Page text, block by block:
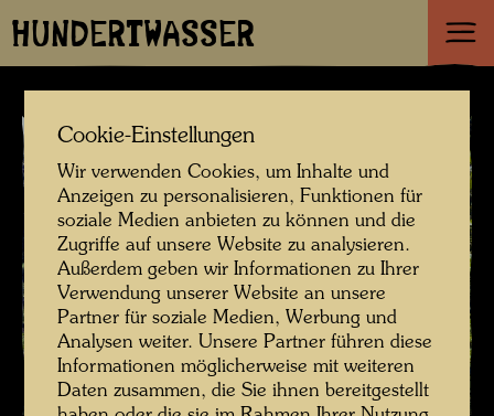
HUNDERTWASSER
Cookie-Einstellungen
Wir verwenden Cookies, um Inhalte und
Anzeigen zu personalisieren, Funktionen für
soziale Medien anbieten zu können und die
Zugriffe auf unsere Website zu analysieren.
Außerdem geben wir Informationen zu Ihrer
Verwendung unserer Website an unsere
Partner für soziale Medien, Werbung und
Analysen weiter. Unsere Partner führen diese
Informationen möglicherweise mit weiteren
Daten zusammen, die Sie ihnen bereitgestellt